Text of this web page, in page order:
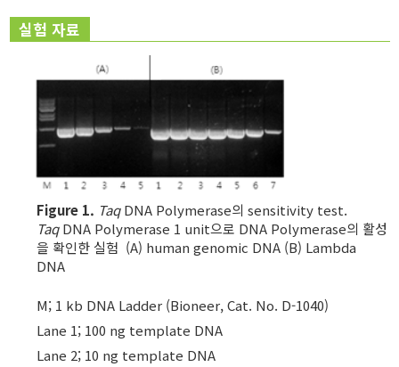
실험 자료
Figure 1. TaqDNA Polymerase의 sensitivity test.
TaqDNA Polymerase 1 unit으로 DNA Polymerase의 활성
을 확인한 실험 (A) human genomic DNA (B) Lambda
DNA
M; 1 kb DNA Ladder (Bioneer, Cat. No. D-1040)
Lane 1; 100 ng template DNA
Lane 2; 10 ng template DNA